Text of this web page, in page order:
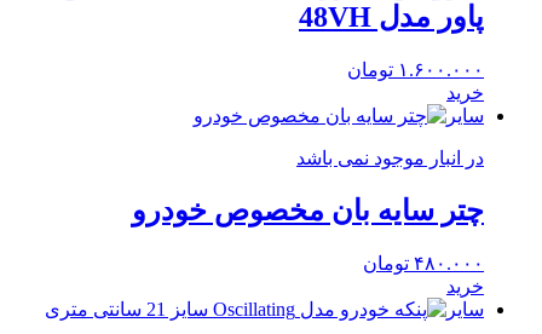
پاور مدل 48VH
۱.۶۰۰.۰۰۰ تومان
خرید
سایر
در انبار موجود نمی باشد
چتر سایه بان مخصوص خودرو
۴۸۰.۰۰۰ تومان
خرید
سایر